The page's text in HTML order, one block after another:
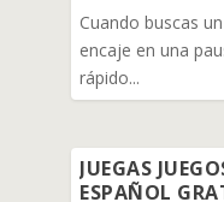
Cuando buscas
encaje en una
rápido...
JUEGAS
ESPAÑOL